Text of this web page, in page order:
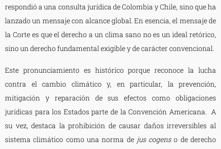
respondió a una consulta jurídica de Colombia y Chile, sino que ha
lanzado un mensaje con alcance global. En esencia, el mensaje de
la Corte es que el derecho a un clima sano no es un ideal retórico,
sino un derecho fundamental exigible y de carácter convencional.
Este pronunciamiento es histórico porque reconoce la lucha
contra el cambio climático y, en particular, la prevención,
mitigación y reparación de sus efectos como obligaciones
jurídicas para los Estados parte de la Convención Americana. A
su vez, destaca la prohibición de causar daños irreversibles al
sistema climático como una norma de jus cogenso de derecho